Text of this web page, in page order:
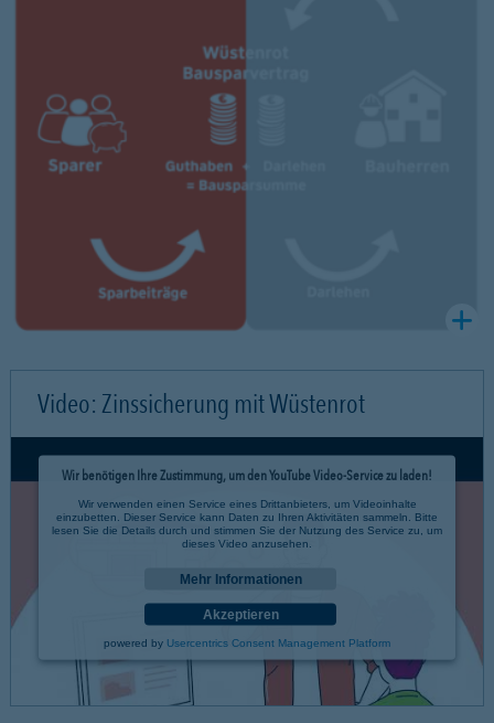
Video: Zinssicherung mit Wüstenrot
Wir benötigen Ihre Zustimmung, um den YouTube Video-Service zu laden!
Wir verwenden einen Service eines Drittanbieters, um Videoinhalte
einzubetten. Dieser Service kann Daten zu Ihren Aktivitäten sammeln. Bitte
lesen Sie die Details durch und stimmen Sie der Nutzung des Service zu, um
dieses Video anzusehen.
Mehr Informationen
Akzeptieren
powered by Usercentrics Consent Management Platform